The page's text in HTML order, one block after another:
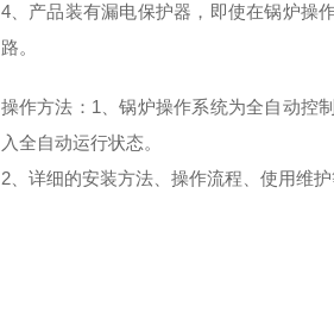
4、产品装有漏电保护器，即使在锅炉操
路。
操作方法：1、锅炉操作系统为全自动控
入全自动运行状态。
2、详细的安装方法、操作流程、使用维